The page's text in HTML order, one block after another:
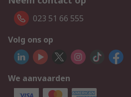
023 51 66 555
Volg ons op
We aanvaarden